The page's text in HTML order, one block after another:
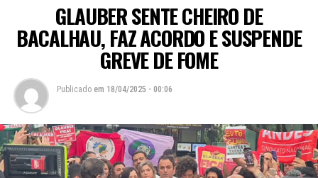
GLAUBER SENTE CHEIRO DE
BACALHAU, FAZ ACORDO E SUSPENDE
GREVE DE FOME
Publicado em 18/04/2025 - 00:06